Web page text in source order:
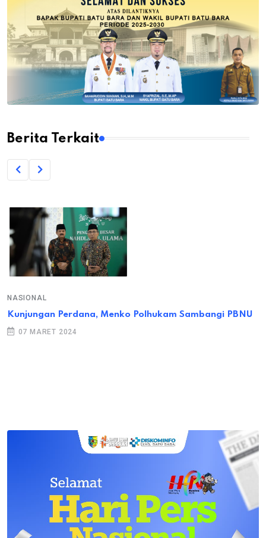
Berita Terkait
NASIONAL
Kunjungan Perdana, Menko Polhukam Sambangi PBNU
07 MARET 2024